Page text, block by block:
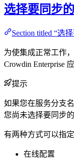
选择要同步
Section titled “选
为使集成正常工作
Crowdin Enterprise
提示
如果您在服务分支
您尚未选择要同步的
有两种方式可以指
在线配置